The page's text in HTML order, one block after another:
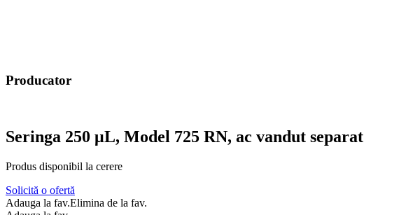
Producator
Seringa 250 μL, Model 725 RN, ac vandut separat
Produs disponibil la cerere
Solicită o ofertă
Adauga la fav.Elimina de la fav.